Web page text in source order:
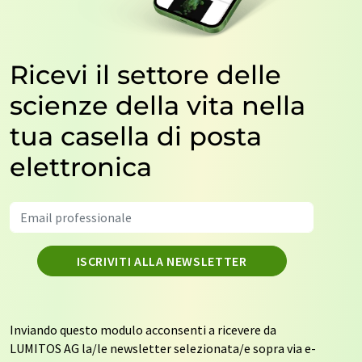
Ricevi il settore delle
scienze della vita nella
tua casella di posta
elettronica
ISCRIVITI ALLA NEWSLETTER
Inviando questo modulo acconsenti a ricevere da
LUMITOS AG la/le newsletter selezionata/e sopra via e-